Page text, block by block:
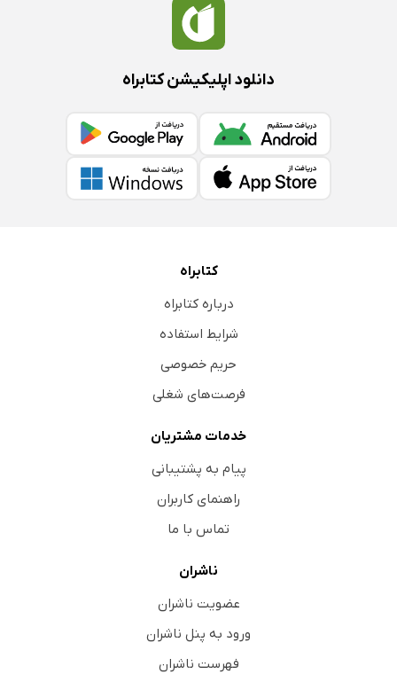
دانلود اپلیکیشن کتابراه
کتابراه
درباره کتابراه
شرایط استفاده
حریم خصوصی
فرصت‌های شغلی
خدمات مشتریان
پیام به پشتیبانی
راهنمای کاربران
تماس با ما
ناشران
عضویت ناشران
ورود به پنل ناشران
فهرست ناشران